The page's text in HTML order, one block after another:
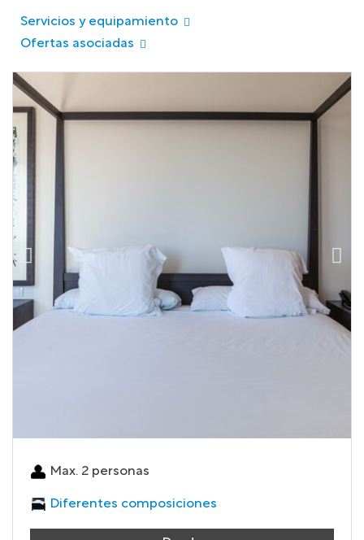
Servicios y equipamiento
Ofertas asociadas
Max. 2 personas
Diferentes composiciones